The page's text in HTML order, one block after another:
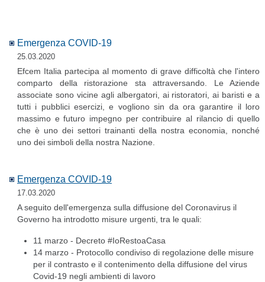
Emergenza COVID-19
25.03.2020
Efcem Italia partecipa al momento di grave difficoltà che l'intero
comparto della ristorazione sta attraversando. Le Aziende
associate sono vicine agli albergatori, ai ristoratori, ai baristi e a
tutti i pubblici esercizi, e vogliono sin da ora garantire il loro
massimo e futuro impegno per contribuire al rilancio di quello
che è uno dei settori trainanti della nostra economia, nonché
uno dei simboli della nostra Nazione.
Emergenza COVID-19
17.03.2020
A seguito dell'emergenza sulla diffusione del Coronavirus il
Governo ha introdotto misure urgenti, tra le quali:
11 marzo - Decreto #IoRestoaCasa
14 marzo - Protocollo condiviso di regolazione delle misure
per il contrasto e il contenimento della diffusione del virus
Covid-19 negli ambienti di lavoro